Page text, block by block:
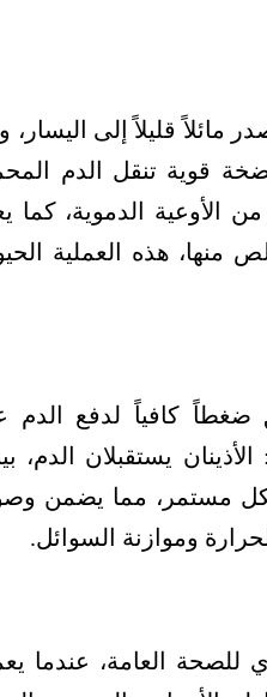
قليلاً إلى اليسار،
قوية تنقل الدم
الأوعية الدموية، كما
منها، هذه العملية
كافياً لدفع الدم
يستقبلان الدم،
بشكل مستمر، مما يضمن
وموازنة السوائل.
العامة، عندما